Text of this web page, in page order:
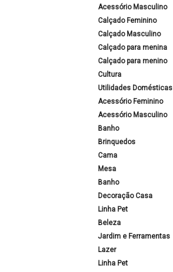
Acessório Masculino
Calçado Feminino
Calçado Masculino
Calçado para menina
Calçado para menino
Cultura
Utilidades Domésticas
Acessório Feminino
Acessório Masculino
Banho
Brinquedos
Cama
Mesa
Banho
Decoração Casa
Linha Pet
Beleza
Jardim e Ferramentas
Lazer
Linha Pet